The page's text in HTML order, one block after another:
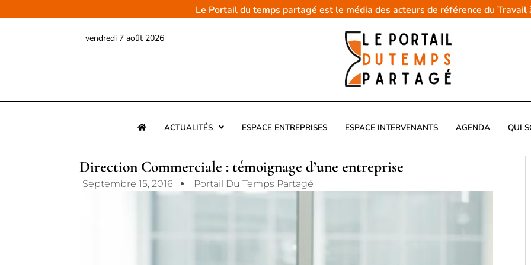
au
Le Portail du temps partagé est le média des acteurs de référence du
vendredi 7 août 2026
ACTUALITÉS ESPACE ENTREPRISES ESPACE INTERVENANTS AGENDA QUI
Direction Commerciale : témoignage d’une entreprise
Septembre 15, 2016 Portail Du Temps Partagé